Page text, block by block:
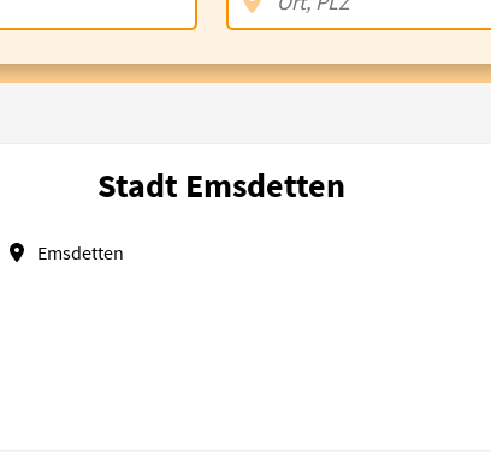
Stadt Emsdetten
Emsdetten